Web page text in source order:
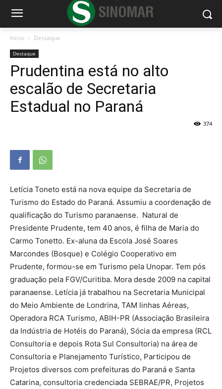
Início Destaque
Destaque
Prudentina está no alto
escalão de Secretaria
Estadual no Paraná
374
Letícia Toneto está na nova equipe da Secretaria de
Turismo do Estado do Paraná. Assumiu a coordenação de
qualificação do Turismo paranaense. Natural de
Presidente Prudente, tem 40 anos, é filha de Maria do
Carmo Tonetto. Ex-aluna da Escola José Soares
Marcondes (Bosque) e Colégio Cooperativo em
Prudente, formou-se em Turismo pela Unopar. Tem pós
graduação pela FGV/Curitiba. Mora desde 2009 na capital
paranaense. Letícia já trabalhou na Secretaria Municipal
do Meio Ambiente de Londrina, TAM linhas Aéreas,
Operadora RCA Turismo, ABIH-PR (Associação Brasileira
da Indústria de Hotéis do Paraná), Sócia da empresa (RCL
Consultoria e depois Rota Sul Consultoria) na área de
Consultoria e Planejamento Turístico, Participou de
Projetos diversos com prefeituras do Paraná e Santa
Catarina, consultoria credenciada SEBRAE/PR, Projetos